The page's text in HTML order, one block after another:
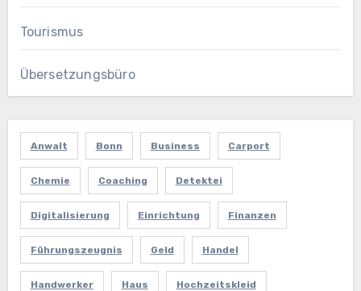
Tourismus
Übersetzungsbüro
Anwalt Bonn Business Carport
Chemie Coaching Detektei
Digitalisierung Einrichtung Finanzen
Führungszeugnis Geld Handel
Handwerker Haus Hochzeitskleid